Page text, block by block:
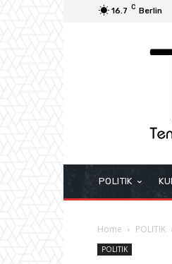
16.7 C Berlin
POLITIK
Home POLITIK
POLITIK